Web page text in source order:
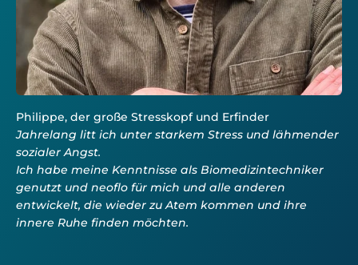
Jahrelang litt ich unter starkem Stress und lähmender
sozialer Angst.
Ich habe meine Kenntnisse als Biomedizintechniker
genutzt und neoflo für mich und alle anderen
entwickelt, die wieder zu Atem kommen und ihre
innere Ruhe finden möchten.